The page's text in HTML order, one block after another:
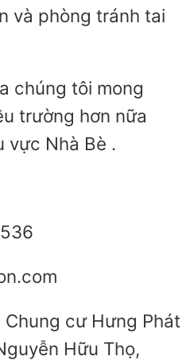
và phòng tránh tai
chúng tôi mong
trường hơn nữa
vực Nhà Bè .
cư Hưng Phát
Hữu Thọ,